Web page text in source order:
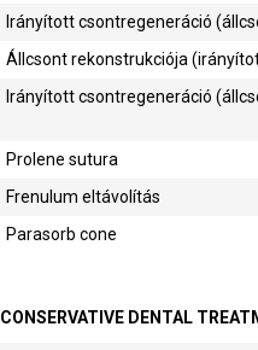
Irányított csontregeneráció
Állcsont rekonstrukciója
Irányított csontregeneráció
Prolene sutura
Frenulum eltávolítás
Parasorb cone
CONSERVATIVE DENTAL